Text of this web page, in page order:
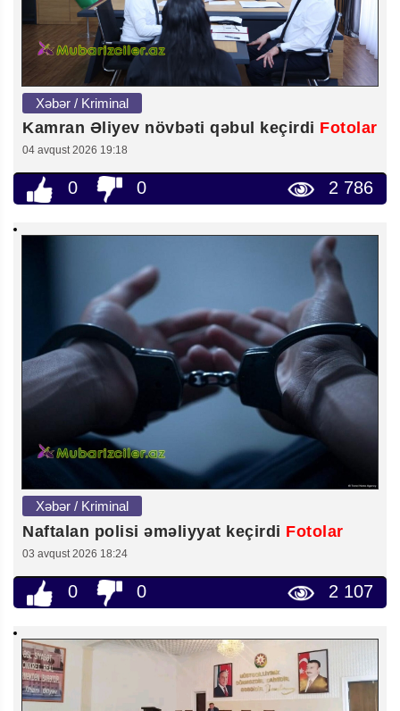
Xəbər / Kriminal
Kamran Əliyev növbəti qəbul keçirdi Fotolar
04 avqust 2026 19:18
0 0 2 786
Xəbər / Kriminal
Naftalan polisi əməliyyat keçirdi Fotolar
03 avqust 2026 18:24
0 0 2 107